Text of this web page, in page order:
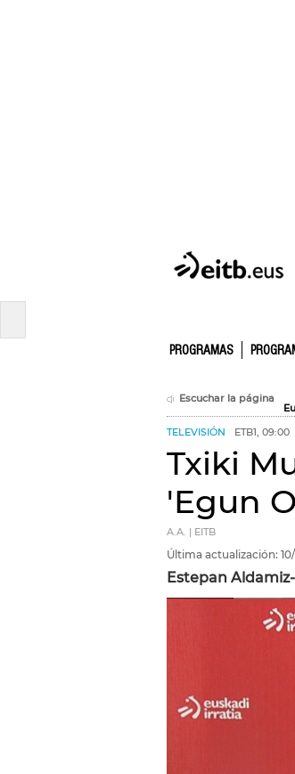
PROGRAMAS
Escuchar la página
TELEVISIÓN ETB1, 09:00
Txiki
'Egun
A.A. | EITB
Última actualización:
Estepan